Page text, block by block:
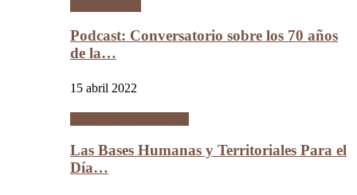
Podcast: Conversatorio sobre los 70 años
de la…
15 abril 2022
Las Bases Humanas y Territoriales Para el
Día…